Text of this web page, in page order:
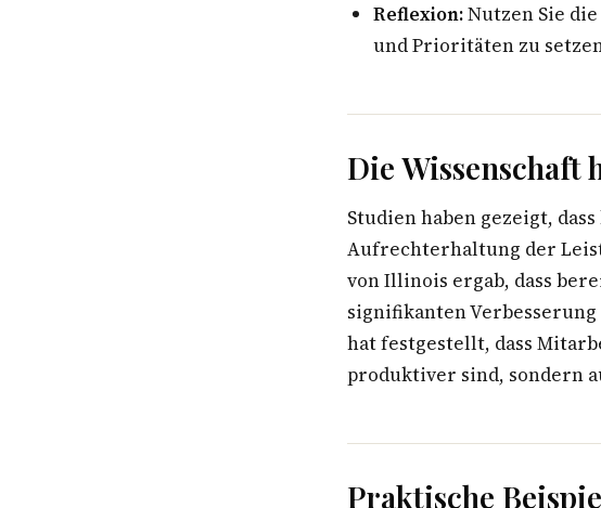
Reflexion:Nutzen Sie
und Prioritäten zu
Die
Studien haben gezeigt,
Aufrechterhaltung der
von Illinois ergab, dass
signifikanten
hat festgestellt, dass
produktiver sind, sondern
Praktische